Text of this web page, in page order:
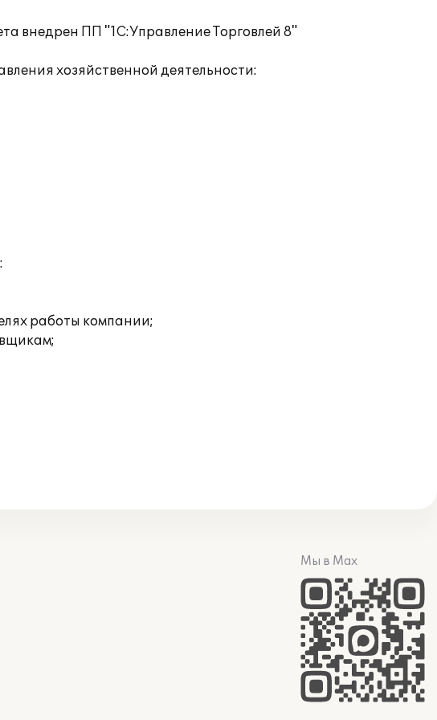
внедрен ПП "1С:Управление Торговлей 8"
хозяйственной деятельности:
работы компании;
Мы в Max